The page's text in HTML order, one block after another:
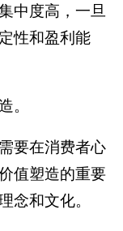
中度高，一旦
性和盈利能
。
要在消费者心
值塑造的重要
念和文化。